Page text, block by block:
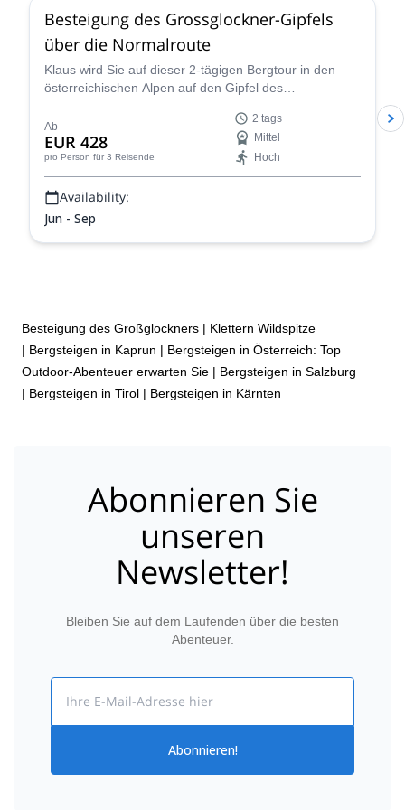
Besteigung des Grossglockner-Gipfels
über die Normalroute
Klaus wird Sie auf dieser 2-tägigen Bergtour in den
österreichischen Alpen auf den Gipfel des
atemberaubend!
Ab
EUR 428
pro Person für 3 Reisende
2 tags
Mittel
Hoch
Availability:
Jun - Sep
Besteigung des Großglockners | Klettern Wildspitze
| Bergsteigen in Kaprun | Bergsteigen in Österreich: Top
Outdoor-Abenteuer erwarten Sie | Bergsteigen in Salzburg
| Bergsteigen in Tirol | Bergsteigen in Kärnten
Abonnieren Sie
unseren
Newsletter!
Bleiben Sie auf dem Laufenden über die besten
Abenteuer.
Abonnieren!